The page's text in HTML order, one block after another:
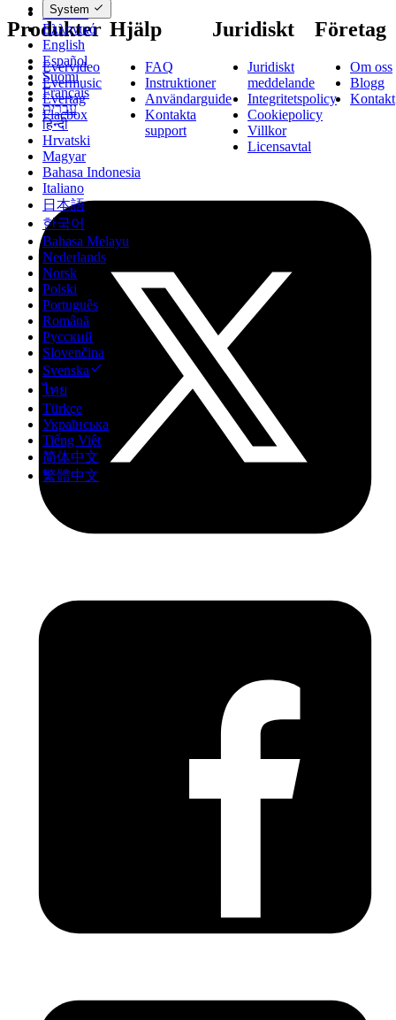
Deutsch
Ελληνικά
English
Español
Suomi
Français
עברית
हिन्दी
Hrvatski
Magyar
Bahasa Indonesia
Italiano
日本語
한국어
Bahasa Melayu
Nederlands
Norsk
Polski
Português
Română
Русский
Slovenčina
Svenska
ไทย
Türkçe
Українська
Tiếng Việt
简体中文
繁體中文
System
Produkter
Evervideo
Evermusic
Evertag
Flacbox
Hjälp
FAQ
Instruktioner
Användarguide
Kontakta
support
Juridiskt
Juridiskt
meddelande
Integritetspolicy
Cookiepolicy
Villkor
Licensavtal
Företag
Om oss
Blogg
Kontakt